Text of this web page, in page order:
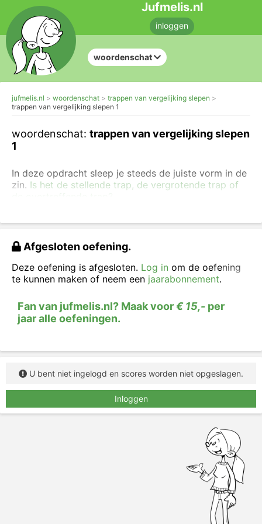
Jufmelis.nl
inloggen
woordenschat
jufmelis.nl woordenschat
trappen van vergelijking slepen
trappen van vergelijking slepen 1
woordenschat: trappen van vergelijking slepen
1
In deze opdracht sleep je steeds de juiste vorm in de
zin. Is het de stellende trap, de vergrotende trap of
Sleep het juiste woord naar de juiste plaats.
Afgesloten oefening.
Deze oefening is afgesloten. Log in om de oefening
te kunnen maken of neem een jaarabonnement.
Fan van jufmelis.nl? Maak voor€ 15,- per
jaar alle oefeningen.
U bent niet ingelogd en scores worden niet opgeslagen.
Inloggen